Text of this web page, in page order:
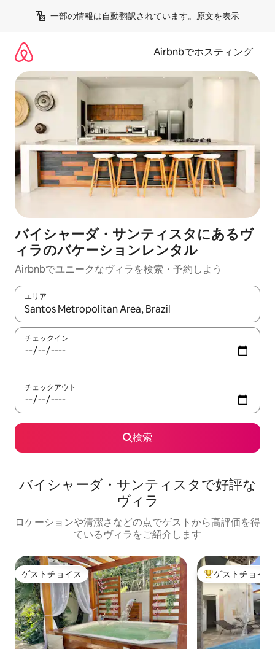
一部の情報は自動翻訳されています。 原文を表示
Airbnbでホスティング
バイシャーダ・サンティスタにあるヴ
ィラのバケーションレンタル
Airbnbでユニークなヴィラを検索・予約しよう
エリア
検索結果が表示されたら、上下の矢印キーを使って移動するか
チェックイン
チェックアウト
検索
バイシャーダ・サンティスタで好評な
ヴィラ
ロケーションや清潔さなどの点でゲストから高評価を得
ているヴィラをご紹介します
ゲストチョイス
ゲストチョイス 大好評のゲスト
ゲストチョイス